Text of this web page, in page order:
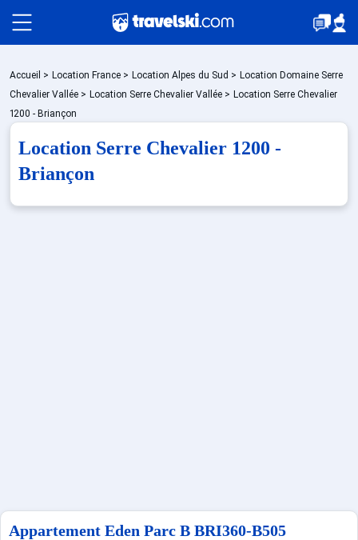
Packages
Accueil > Location France > Location Alpes du Sud > Location Domaine Serre
Chevalier Vallée > Location Serre Chevalier Vallée > Location Serre Chevalier
1200 - Briançon
Location Serre Chevalier 1200 -
Briançon
Appartement Eden Parc B BRI360-B505